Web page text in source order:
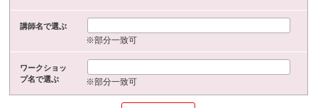
講師名で選ぶ
※部分一致可
ワークショッ
プ名で選ぶ
※部分一致可